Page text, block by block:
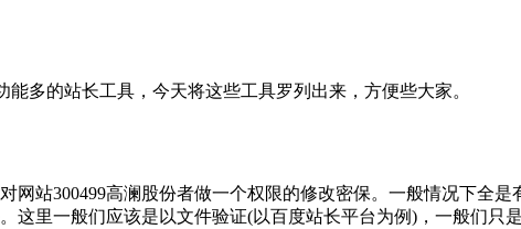
能多的站长工具，今天将这些工具罗列出来，方便些大家。
网站300499高澜股份者做一个权限的修改密保。一般情况下全
这里一般们应该是以文件验证(以百度站长平台为例)，一般们